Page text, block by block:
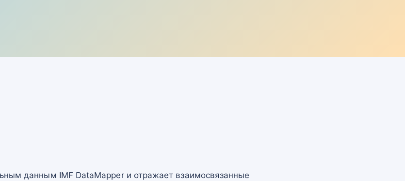
данным IMF DataMapper и отражает взаимосвязанные